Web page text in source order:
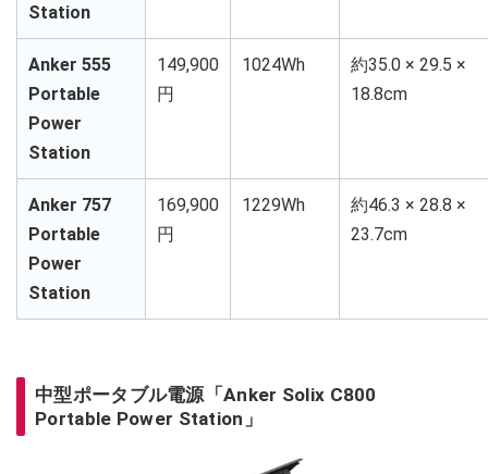
Station
Anker 555
Portable
Power
Station
149,900
円
1024Wh
約35.0 × 29.5 ×
18.8cm
Anker 757
Portable
Power
Station
169,900
円
1229Wh
約46.3 × 28.8 ×
23.7cm
中型ポータブル電源「Anker Solix C800
Portable Power Station」